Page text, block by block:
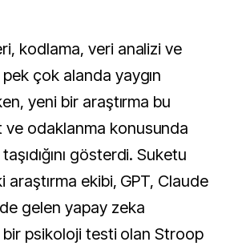
çok alanda yaygın
yeni bir araştırma bu
ve odaklanma konusunda
gösterdi. Suketu
araştırma ekibi, GPT, Claude
gelen yapay zeka
psikoloji testi olan Stroop